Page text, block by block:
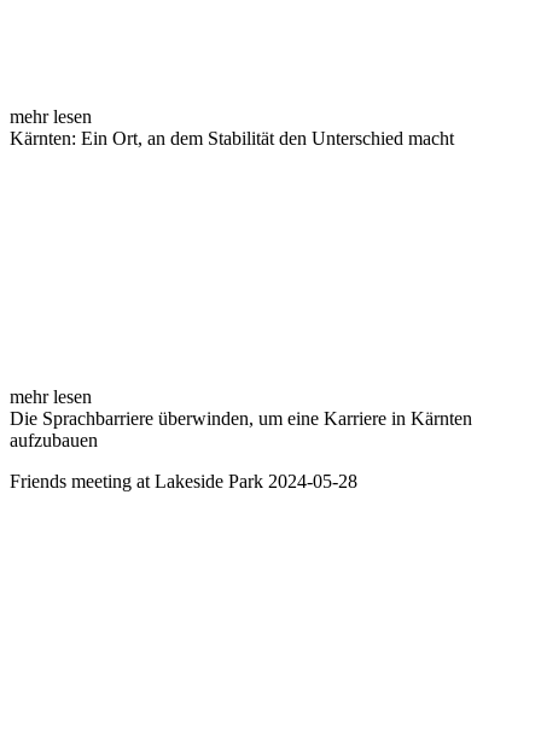
mehr lesen
Kärnten: Ein Ort, an dem Stabilität den Unterschied macht
mehr lesen
Die Sprachbarriere überwinden, um eine Karriere in Kärnten
aufzubauen
Friends meeting at Lakeside Park 2024-05-28